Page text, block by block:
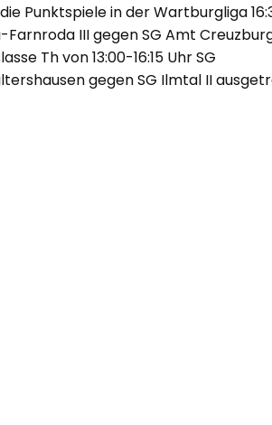
Punktspiele in der Wartburgliga
Farnroda III gegen SG Amt
Th von 13:00-16:15 Uhr SG
gegen SG Ilmtal II